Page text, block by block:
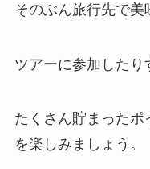
そのぶん旅行先で美
ツアーに参加したり
たくさん貯まった
を楽しみましょう。